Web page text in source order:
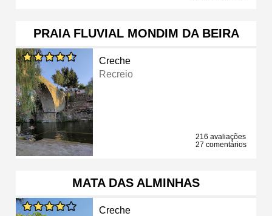
PRAIA FLUVIAL MONDIM DA BEIRA
Creche
Recreio
216 avaliações
27 comentários
MATA DAS ALMINHAS
Creche